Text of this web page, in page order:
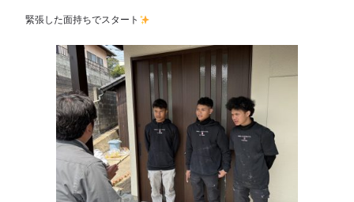
緊張した面持ちでスタート